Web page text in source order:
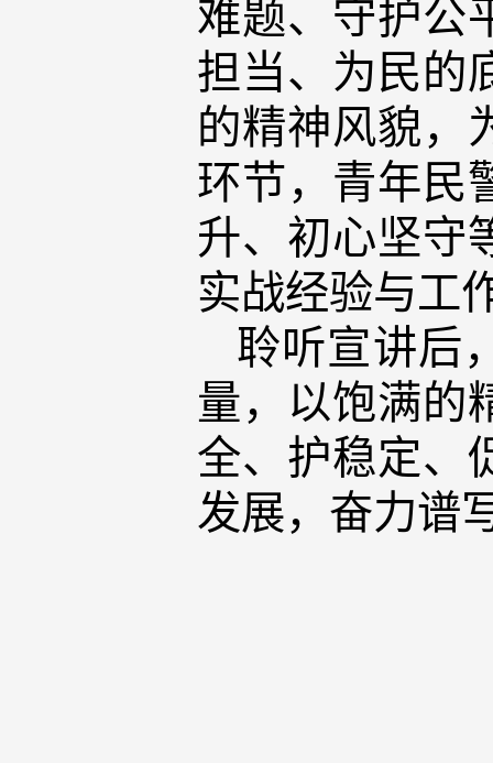
难题、守护公
担当、为民的
的精神风貌，
环节，青年民
升、初心坚守
实战经验与工
聆听宣讲后
量，以饱满的
全、护稳定、
发展，奋力谱